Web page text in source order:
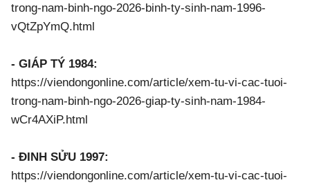
trong-nam-binh-ngo-2026-binh-ty-sinh-nam-1996-
vQtZpYmQ.html
- GIÁP TÝ 1984:
https://viendongonline.com/article/xem-tu-vi-cac-tuoi-
trong-nam-binh-ngo-2026-giap-ty-sinh-nam-1984-
wCr4AXiP.html
- ĐINH SỬU 1997:
https://viendongonline.com/article/xem-tu-vi-cac-tuoi-